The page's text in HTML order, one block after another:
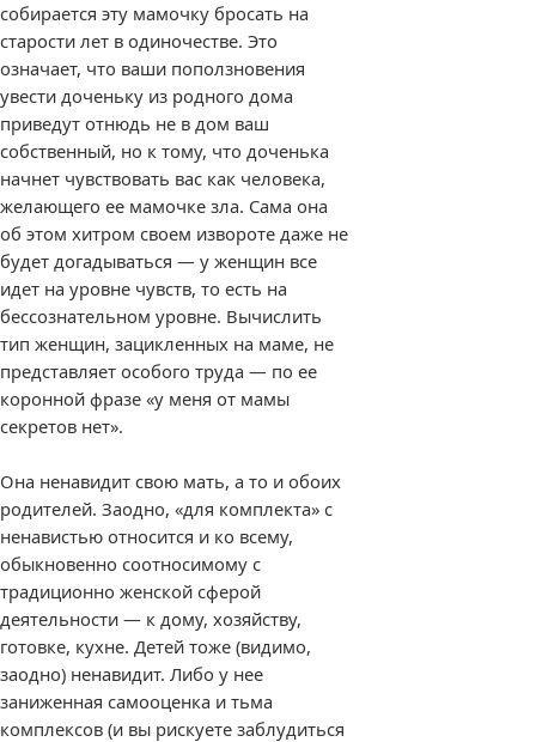
собирается эту мамочку бросать на
старости лет в одиночестве. Это
означает, что ваши поползновения
увести доченьку из родного дома
приведут отнюдь не в дом ваш
собственный, но к тому, что доченька
начнет чувствовать вас как человека,
желающего ее мамочке зла. Сама она
об этом хитром своем извороте даже не
будет догадываться — у женщин все
идет на уровне чувств, то есть на
бессознательном уровне. Вычислить
тип женщин, зацикленных на маме, не
представляет особого труда — по ее
коронной фразе «у меня от мамы
секретов нет».
Она ненавидит свою мать, а то и обоих
родителей. Заодно, «для комплекта» с
ненавистью относится и ко всему,
обыкновенно соотносимому с
традиционно женской сферой
деятельности — к дому, хозяйству,
готовке, кухне. Детей тоже (видимо,
заодно) ненавидит. Либо у нее
заниженная самооценка и тьма
комплексов (и вы рискуете заблудиться